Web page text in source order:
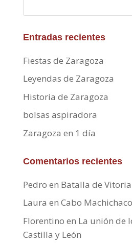
Entradas recientes
Fiestas de Zaragoza
Leyendas de Zaragoza
Historia de Zaragoza
bolsas aspiradora
Zaragoza en 1 día
Comentarios recientes
Pedro en Batalla de Vitoria
Laura en Cabo Machichaco
Florentino en La unión de
Castilla y León